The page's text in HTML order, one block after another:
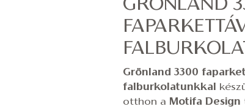
GRÖNLAND
Grönland 3300
falburkolatunkkal
otthon a Motifa Design